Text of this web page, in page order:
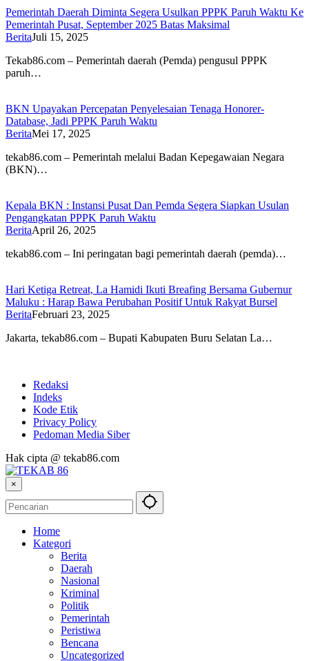
Pemerintah Daerah Diminta Segera Usulkan PPPK Paruh Waktu Ke
Pemerintah Pusat, September 2025 Batas Maksimal
BeritaJuli 15, 2025
Tekab86.com – Pemerintah daerah (Pemda) pengusul PPPK
paruh…
BKN Upayakan Percepatan Penyelesaian Tenaga Honorer-
Database, Jadi PPPK Paruh Waktu
BeritaMei 17, 2025
tekab86.com – Pemerintah melalui Badan Kepegawaian Negara
(BKN)…
Kepala BKN : Instansi Pusat Dan Pemda Segera Siapkan Usulan
Pengangkatan PPPK Paruh Waktu
BeritaApril 26, 2025
tekab86.com – Ini peringatan bagi pemerintah daerah (pemda)…
Hari Ketiga Retreat, La Hamidi Ikuti Breafing Bersama Gubernur
Maluku : Harap Bawa Perubahan Positif Untuk Rakyat Bursel
BeritaFebruari 23, 2025
Jakarta, tekab86.com – Bupati Kabupaten Buru Selatan La…
Redaksi
Indeks
Kode Etik
Privacy Policy
Pedoman Media Siber
Hak cipta @ tekab86.com
×
Home
Kategori
Berita
Daerah
Nasional
Kriminal
Politik
Pemerintah
Peristiwa
Bencana
Uncategorized